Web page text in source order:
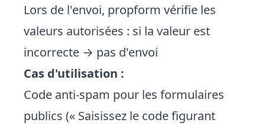
Lors de l'envoi, propform vérifie les
valeurs autorisées : si la valeur est
incorrecte → pas d'envoi
Cas d'utilisation :
Code anti-spam pour les formulaires
publics (« Saisissez le code figurant